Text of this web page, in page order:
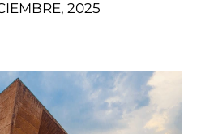
2025